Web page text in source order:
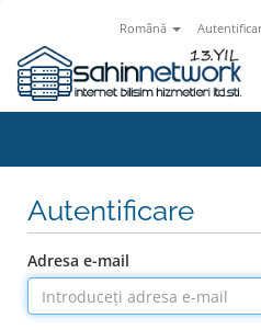
Română
Autentificare
Adresa e-mail